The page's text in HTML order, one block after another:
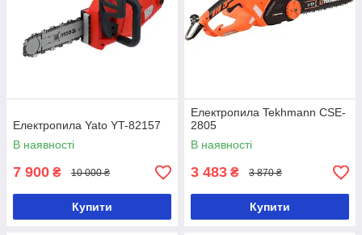
Електропила Yato YT-82157
В наявності
7 900 ₴ 10 000 ₴
Купити
Електропила Tekhmann CSE-
2805
В наявності
3 483 ₴ 3 870 ₴
Купити